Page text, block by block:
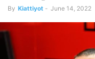
By Kiattiyot - June 14, 2022